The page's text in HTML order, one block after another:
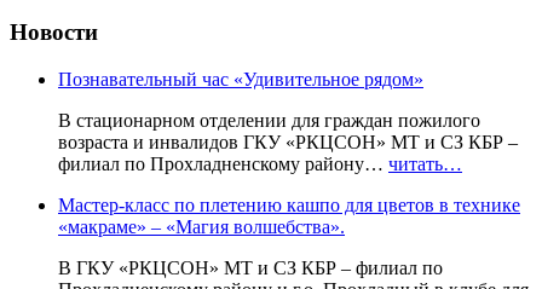
Новости
Познавательный час «Удивительное рядом»
В стационарном отделении для граждан пожилого
возраста и инвалидов ГКУ «РКЦСОН» МТ и СЗ КБР –
филиал по Прохладненскому району… читать…
Мастер-класс по плетению кашпо для цветов в технике
«макраме» – «Магия волшебства».
В ГКУ «РКЦСОН» МТ и СЗ КБР – филиал по